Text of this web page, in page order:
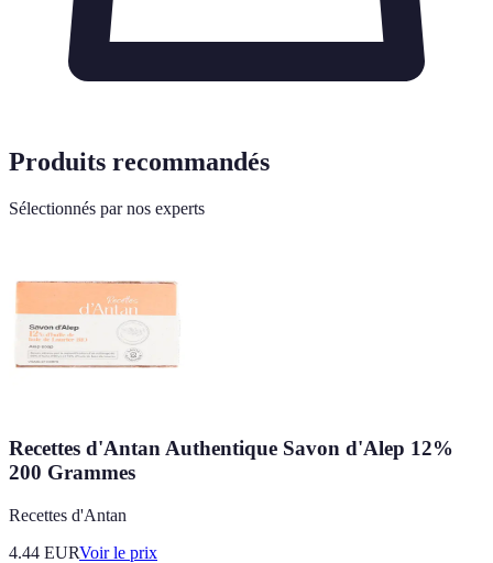
Produits recommandés
Sélectionnés par nos experts
Recettes d'Antan Authentique Savon d'Alep 12%
200 Grammes
Recettes d'Antan
4.44 EURVoir le prix